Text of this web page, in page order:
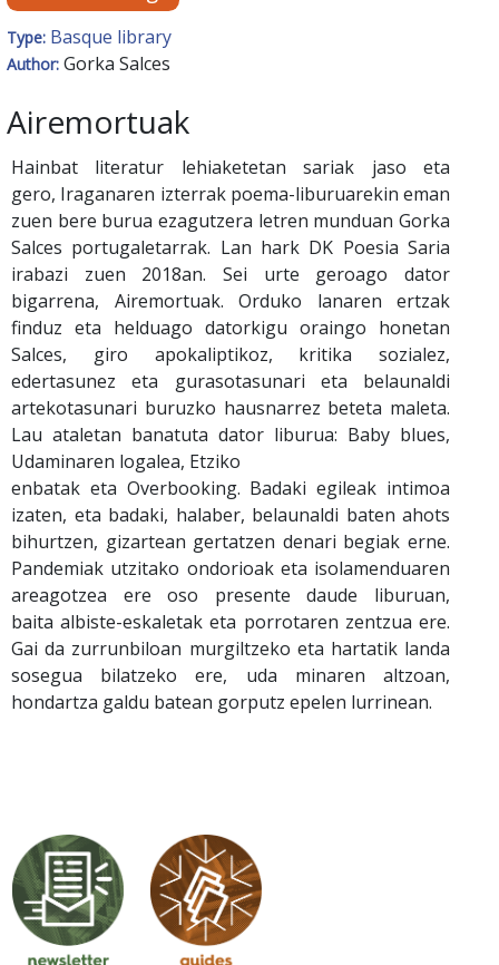
Type: Basque library
Author: Gorka Salces
Airemortuak
Hainbat literatur lehiaketetan sariak jaso eta
gero, Iraganaren izterrak poema-liburuarekin eman
zuen bere burua ezagutzera letren munduan Gorka
Salces portugaletarrak. Lan hark DK Poesia Saria
irabazi zuen 2018an. Sei urte geroago dator
bigarrena, Airemortuak. Orduko lanaren ertzak
finduz eta helduago datorkigu oraingo honetan
Salces, giro apokaliptikoz, kritika sozialez,
edertasunez eta gurasotasunari eta belaunaldi
artekotasunari buruzko hausnarrez beteta maleta.
Lau ataletan banatuta dator liburua: Baby blues,
Udaminaren logalea, Etziko
enbatak eta Overbooking. Badaki egileak intimoa
izaten, eta badaki, halaber, belaunaldi baten ahots
bihurtzen, gizartean gertatzen denari begiak erne.
Pandemiak utzitako ondorioak eta isolamenduaren
areagotzea ere oso presente daude liburuan,
baita albiste-eskaletak eta porrotaren zentzua ere.
Gai da zurrunbiloan murgiltzeko eta hartatik landa
sosegua bilatzeko ere, uda minaren altzoan,
hondartza galdu batean gorputz epelen lurrinean.